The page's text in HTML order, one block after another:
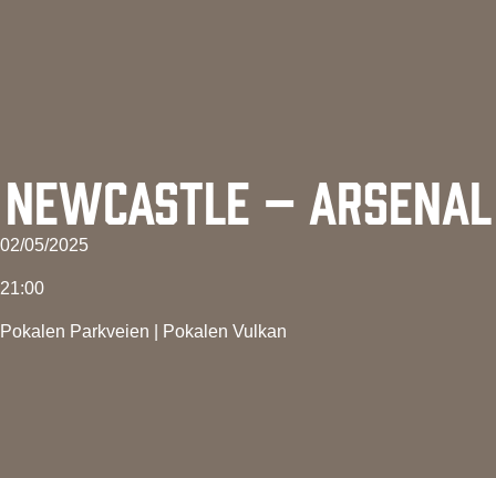
NEWCASTLE – ARSENAL
02/05/2025
21:00
Pokalen Parkveien Pokalen Vulkan